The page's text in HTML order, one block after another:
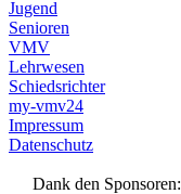
Jugend
Senioren
VMV
Lehrwesen
Schiedsrichter
my-vmv24
Impressum
Datenschutz
Dank den Sponsoren: